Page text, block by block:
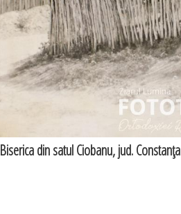
Biserica din satul Ciobanu, jud. Constanţa